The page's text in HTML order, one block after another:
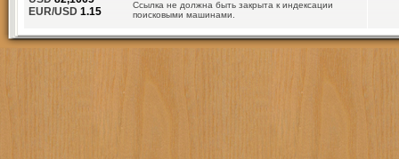
Ссылка не должна быть закрыта к индексации
поисковыми машинами.
EUR/USD 1.15